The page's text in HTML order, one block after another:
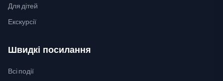
Для дітей
Екскурсії
Швидкі посилання
Всі події